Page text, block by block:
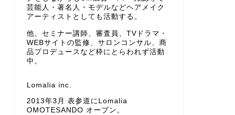
芸能人・著名人・モデルなどヘアメイク
アーティストとしても活動する。
他、セミナー講師、審査員、TVドラマ・
WEBサイトの監修、サロンコンサル、商
品プロデュースなど枠にとらわれず活動
中。
Lomalia inc.
2013年3月 表参道にLomalia
OMOTESANDO オープン。